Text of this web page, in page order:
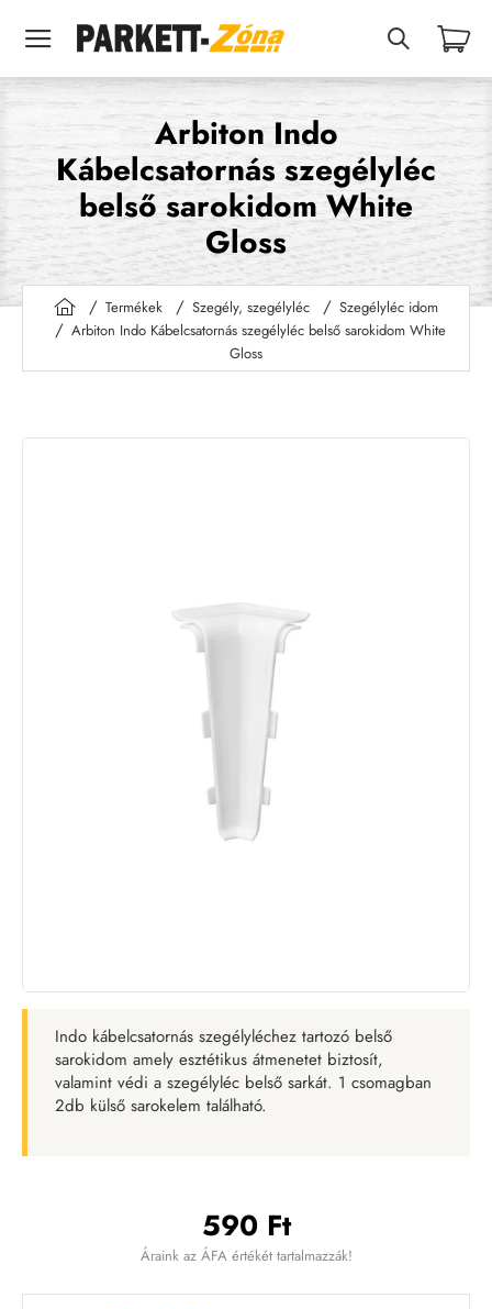
Arbiton Indo
Kábelcsatornás szegélyléc
belső sarokidom White
Gloss
h
Termékek Szegély, szegélyléc
Szegélyléc idom
Arbiton Indo Kábelcsatornás szegélyléc belső sarokidom White
Gloss
Indo kábelcsatornás szegélyléchez tartozó belső
sarokidom amely esztétikus átmenetet biztosít,
valamint védi a szegélyléc belső sarkát. 1 csomagban
2db külső sarokelem található.
590 Ft
Áraink az ÁFA értékét tartalmazzák!